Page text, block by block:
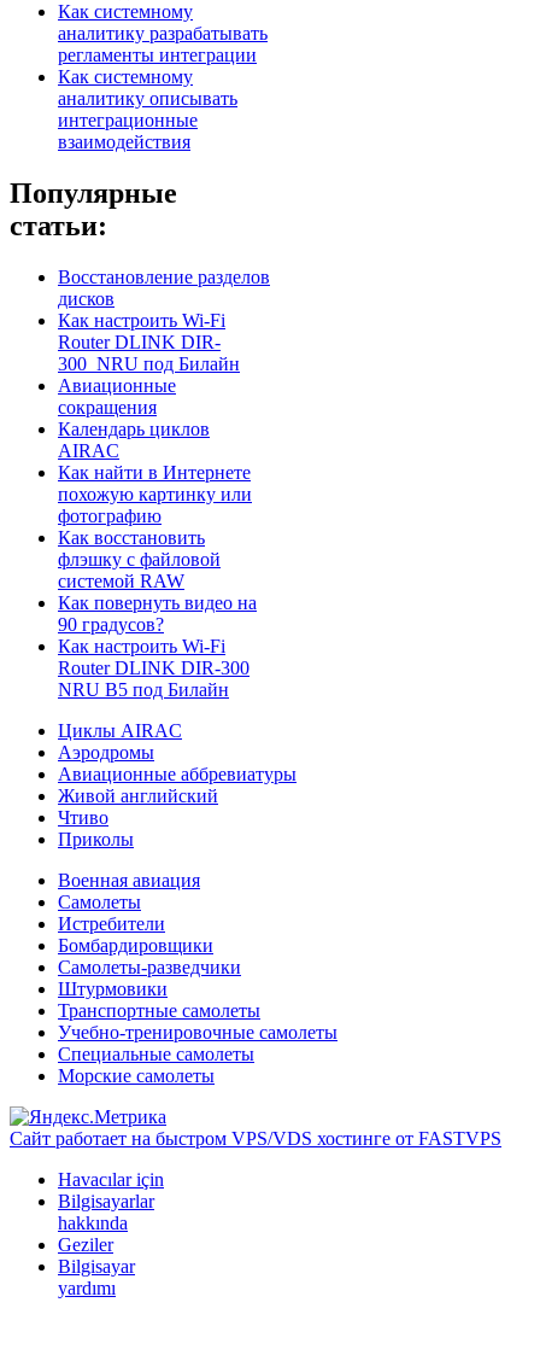
Как системному
аналитику разрабатывать
регламенты интеграции
Как системному
аналитику описывать
интеграционные
взаимодействия
Популярные
статьи:
Восстановление разделов
дисков
Как настроить Wi-Fi
Router DLINK DIR-
300_NRU под Билайн
Авиационные
сокращения
Календарь циклов
AIRAC
Как найти в Интернете
похожую картинку или
фотографию
Как восстановить
флэшку с файловой
системой RAW
Как повернуть видео на
90 градусов?
Как настроить Wi-Fi
Router DLINK DIR-300
NRU B5 под Билайн
Циклы AIRAC
Аэродромы
Авиационные аббревиатуры
Живой английский
Чтиво
Приколы
Военная авиация
Самолеты
Истребители
Бомбардировщики
Самолеты-разведчики
Штурмовики
Транспортные самолеты
Учебно-тренировочные самолеты
Специальные самолеты
Морские самолеты
Сайт работает на быстром VPS/VDS хостинге от FASTVPS
Havacılar için
Bilgisayarlar
hakkında
Geziler
Bilgisayar
yardımı